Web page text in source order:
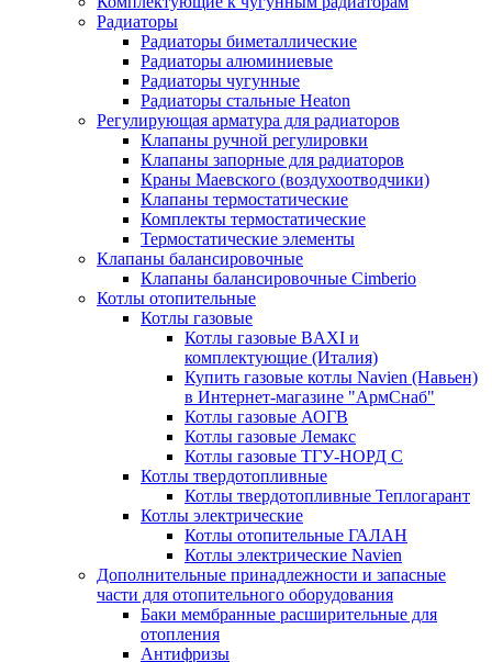
Радиаторы
Радиаторы биметаллические
Радиаторы алюминиевые
Радиаторы чугунные
Радиаторы стальные Heaton
Регулирующая арматура для радиаторов
Клапаны ручной регулировки
Клапаны запорные для радиаторов
Краны Маевского (воздухоотводчики)
Клапаны термостатические
Комплекты термостатические
Термостатические элементы
Клапаны балансировочные
Клапаны балансировочные Cimberio
Котлы отопительные
Котлы газовые
Котлы газовые BAXI и
комплектующие (Италия)
Купить газовые котлы Navien (Навьен)
в Интернет-магазине "АрмСнаб"
Котлы газовые АОГВ
Котлы газовые Лемакс
Котлы газовые ТГУ-НОРД С
Котлы твердотопливные
Котлы твердотопливные Теплогарант
Котлы электрические
Котлы отопительные ГАЛАН
Котлы электрические Navien
Дополнительные принадлежности и запасные
части для отопительного оборудования
Баки мембранные расширительные для
отопления
Антифризы